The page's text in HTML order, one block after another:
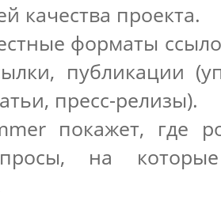
качества проекта.
форматы
публикации
пресс-релизы).
покажет, где
на